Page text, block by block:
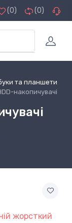
(0) (0)
та планшети
накопичувачі